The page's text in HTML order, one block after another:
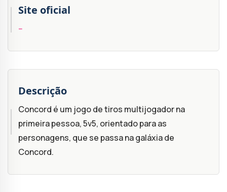
Site oficial
--
Descrição
Concord é um jogo de tiros multijogador na
primeira pessoa, 5v5, orientado para as
personagens, que se passa na galáxia de
Concord.